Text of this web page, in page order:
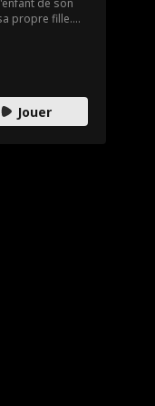
de son
propre fille.
Jouer